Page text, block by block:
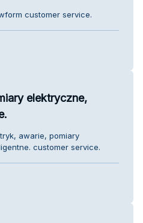
customer service.
elektryczne,
awarie, pomiary
customer service.